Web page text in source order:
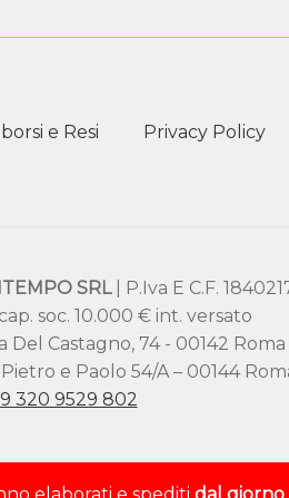
e Resi Privacy Policy
SRL| P.Iva E C.F.
soc. 10.000 € int. versato
Del Castagno, 74 - 00142 Roma
e Paolo 54/A – 00144
320 9529 802